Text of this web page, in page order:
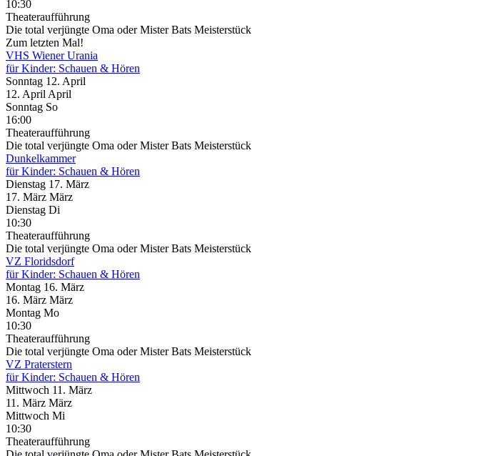
10:30
Theateraufführung
Die total verjüngte Oma oder Mister Bats Meisterstück
Zum letzten Mal!
VHS Wiener Urania
für Kinder: Schauen & Hören
Sonntag 12. April
12. April April
Sonntag So
16:00
Theateraufführung
Die total verjüngte Oma oder Mister Bats Meisterstück
Dunkelkammer
für Kinder: Schauen & Hören
Dienstag 17. März
17. März März
Dienstag Di
10:30
Theateraufführung
Die total verjüngte Oma oder Mister Bats Meisterstück
VZ Floridsdorf
für Kinder: Schauen & Hören
Montag 16. März
16. März März
Montag Mo
10:30
Theateraufführung
Die total verjüngte Oma oder Mister Bats Meisterstück
VZ Praterstern
für Kinder: Schauen & Hören
Mittwoch 11. März
11. März März
Mittwoch Mi
10:30
Theateraufführung